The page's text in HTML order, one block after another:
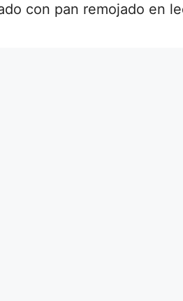
con pan remojado en